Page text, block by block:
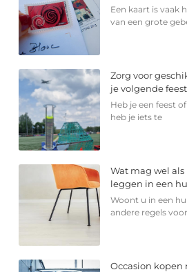
Een kaart is vaak
van een grote
Zorg voor
je volgende
Heb je een feest
heb je iets te
Wat mag wel
leggen in een
Woont u in een
andere regels
Occasion kopen